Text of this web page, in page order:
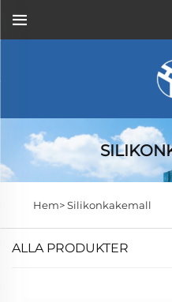
Hem>Silikonkakemall
ALLA PRODUKTER